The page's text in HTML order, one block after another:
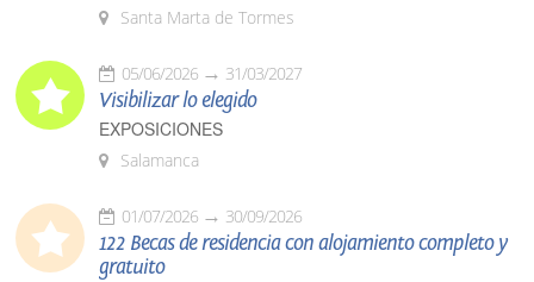
Santa Marta de Tormes
05/06/2026 31/03/2027
Visibilizar lo elegido
EXPOSICIONES
Salamanca
01/07/2026 30/09/2026
122 Becas de residencia con alojamiento completo y
gratuito